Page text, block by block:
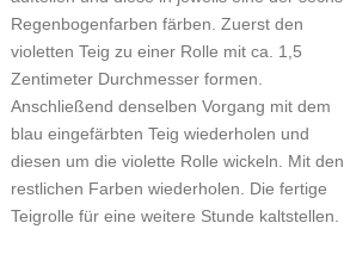
Regenbogenfarben färben. Zuerst den
violetten Teig zu einer Rolle mit ca. 1,5
Zentimeter Durchmesser formen.
Anschließend denselben Vorgang mit dem
blau eingefärbten Teig wiederholen und
diesen um die violette Rolle wickeln. Mit den
restlichen Farben wiederholen. Die fertige
Teigrolle für eine weitere Stunde kaltstellen.